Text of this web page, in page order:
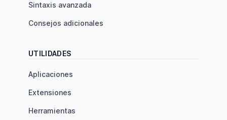
Sintaxis avanzada
Consejos adicionales
UTILIDADES
Aplicaciones
Extensiones
Herramientas